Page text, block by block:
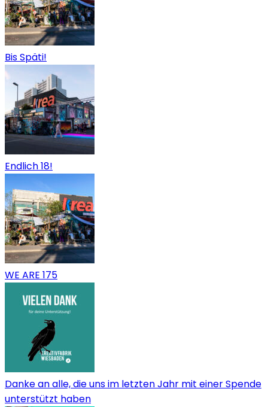
Bis Späti!
Endlich 18!
WE ARE 175
Danke an alle, die uns im letzten Jahr mit einer Spende
unterstützt haben